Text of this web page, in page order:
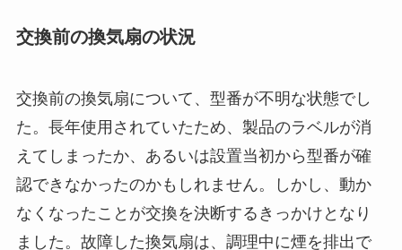
交換前の換気扇の状況
交換前の換気扇について、型番が不明な状態でし
た。長年使用されていたため、製品のラベルが消
えてしまったか、あるいは設置当初から型番が確
認できなかったのかもしれません。しかし、動か
なくなったことが交換を決断するきっかけとなり
ました。故障した換気扇は、調理中に煙を排出で